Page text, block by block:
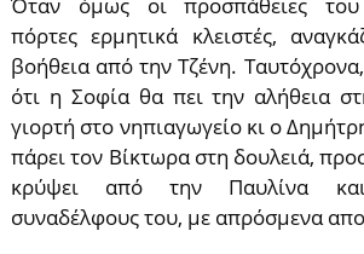
πόρτες ερμητικά κλειστές,
βοήθεια από την Τζένη.
ότι η Σοφία θα πει την αλήθεια
γιορτή στο νηπιαγωγείο κι ο
πάρει τον Βίκτωρα στη δουλειά,
κρύψει από την Παυλίνα
συναδέλφους του, με απρόσμενα